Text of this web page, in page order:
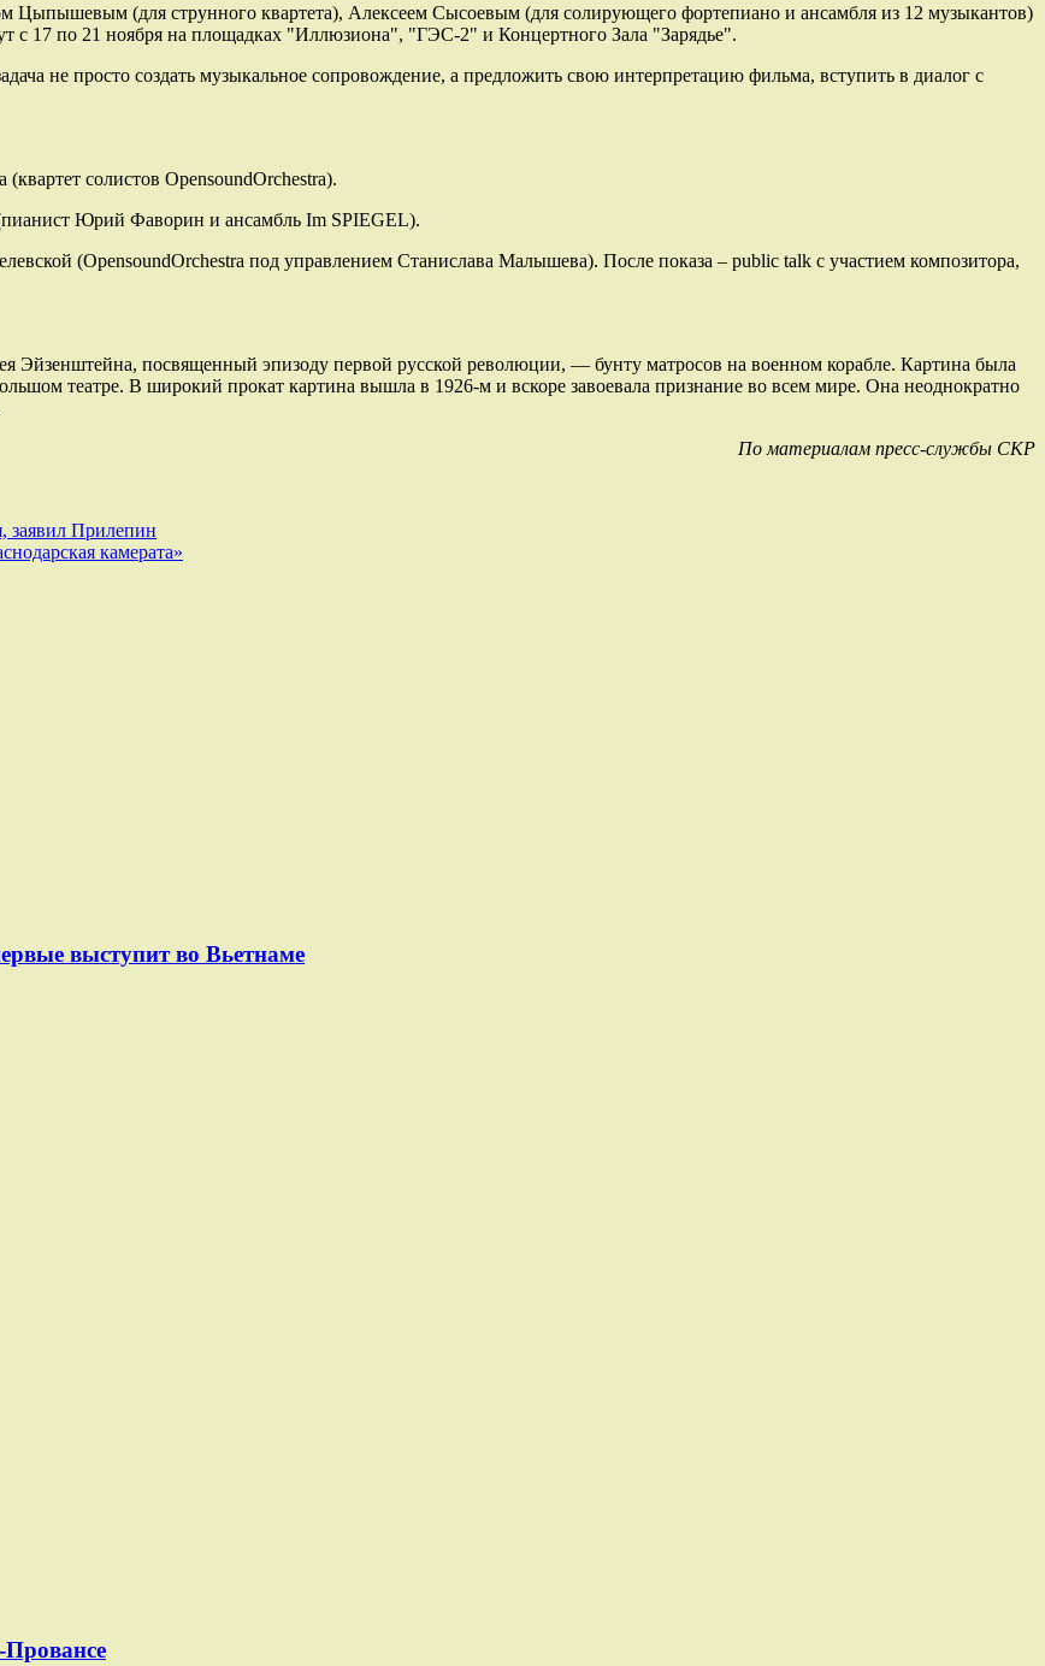
Цыпышевым (для струнного квартета), Алексеем Сысоевым (для солирующего фортепиано и ансамбля из 12 музыкантов)
с 17 по 21 ноября на площадках "Иллюзиона", "ГЭС-2" и Концертного Зала "Зарядье".
не просто создать музыкальное сопровождение, а предложить свою интерпретацию фильма, вступить в диалог с
солистов OpensoundOrchestra).
Юрий Фаворин и ансамбль Im SPIEGEL).
(OpensoundOrchestra под управлением Станислава Малышева). После показа – public talk с участием композитора,
посвященный эпизоду первой русской революции, — бунту матросов на военном корабле. Картина была
театре. В широкий прокат картина вышла в 1926-м и вскоре завоевала признание во всем мире. Она неоднократно
По материалам пресс-службы СКР
заявил Прилепин
камерата»
выступит во Вьетнаме